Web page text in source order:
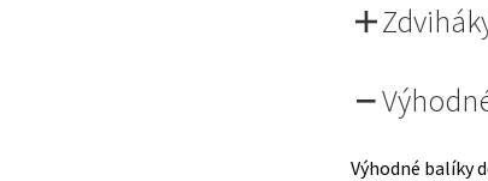
Výhodné balíky